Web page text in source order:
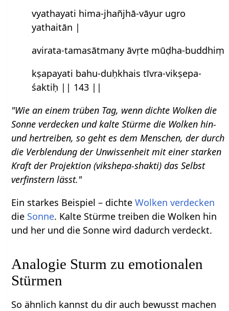
vyathayati hima-jhañjhā-vāyur ugro
yathaitān |
avirata-tamasātmany āvṛte mūḍha-buddhiṃ
kṣapayati bahu-duḥkhais tīvra-vikṣepa-
śaktiḥ || 143 ||
"Wie an einem trüben Tag, wenn dichte Wolken die
Sonne verdecken und kalte Stürme die Wolken hin-
und hertreiben, so geht es dem Menschen, der durch
die Verblendung der Unwissenheit mit einer starken
Kraft der Projektion (vikshepa-shakti) das Selbst
verfinstern lässt."
Ein starkes Beispiel – dichteWolken verdecken
die Sonne. Kalte Stürme treiben die Wolken hin
und her und die Sonne wird dadurch verdeckt.
Analogie Sturm zu emotionalen
Stürmen
So ähnlich kannst du dir auch bewusst machen